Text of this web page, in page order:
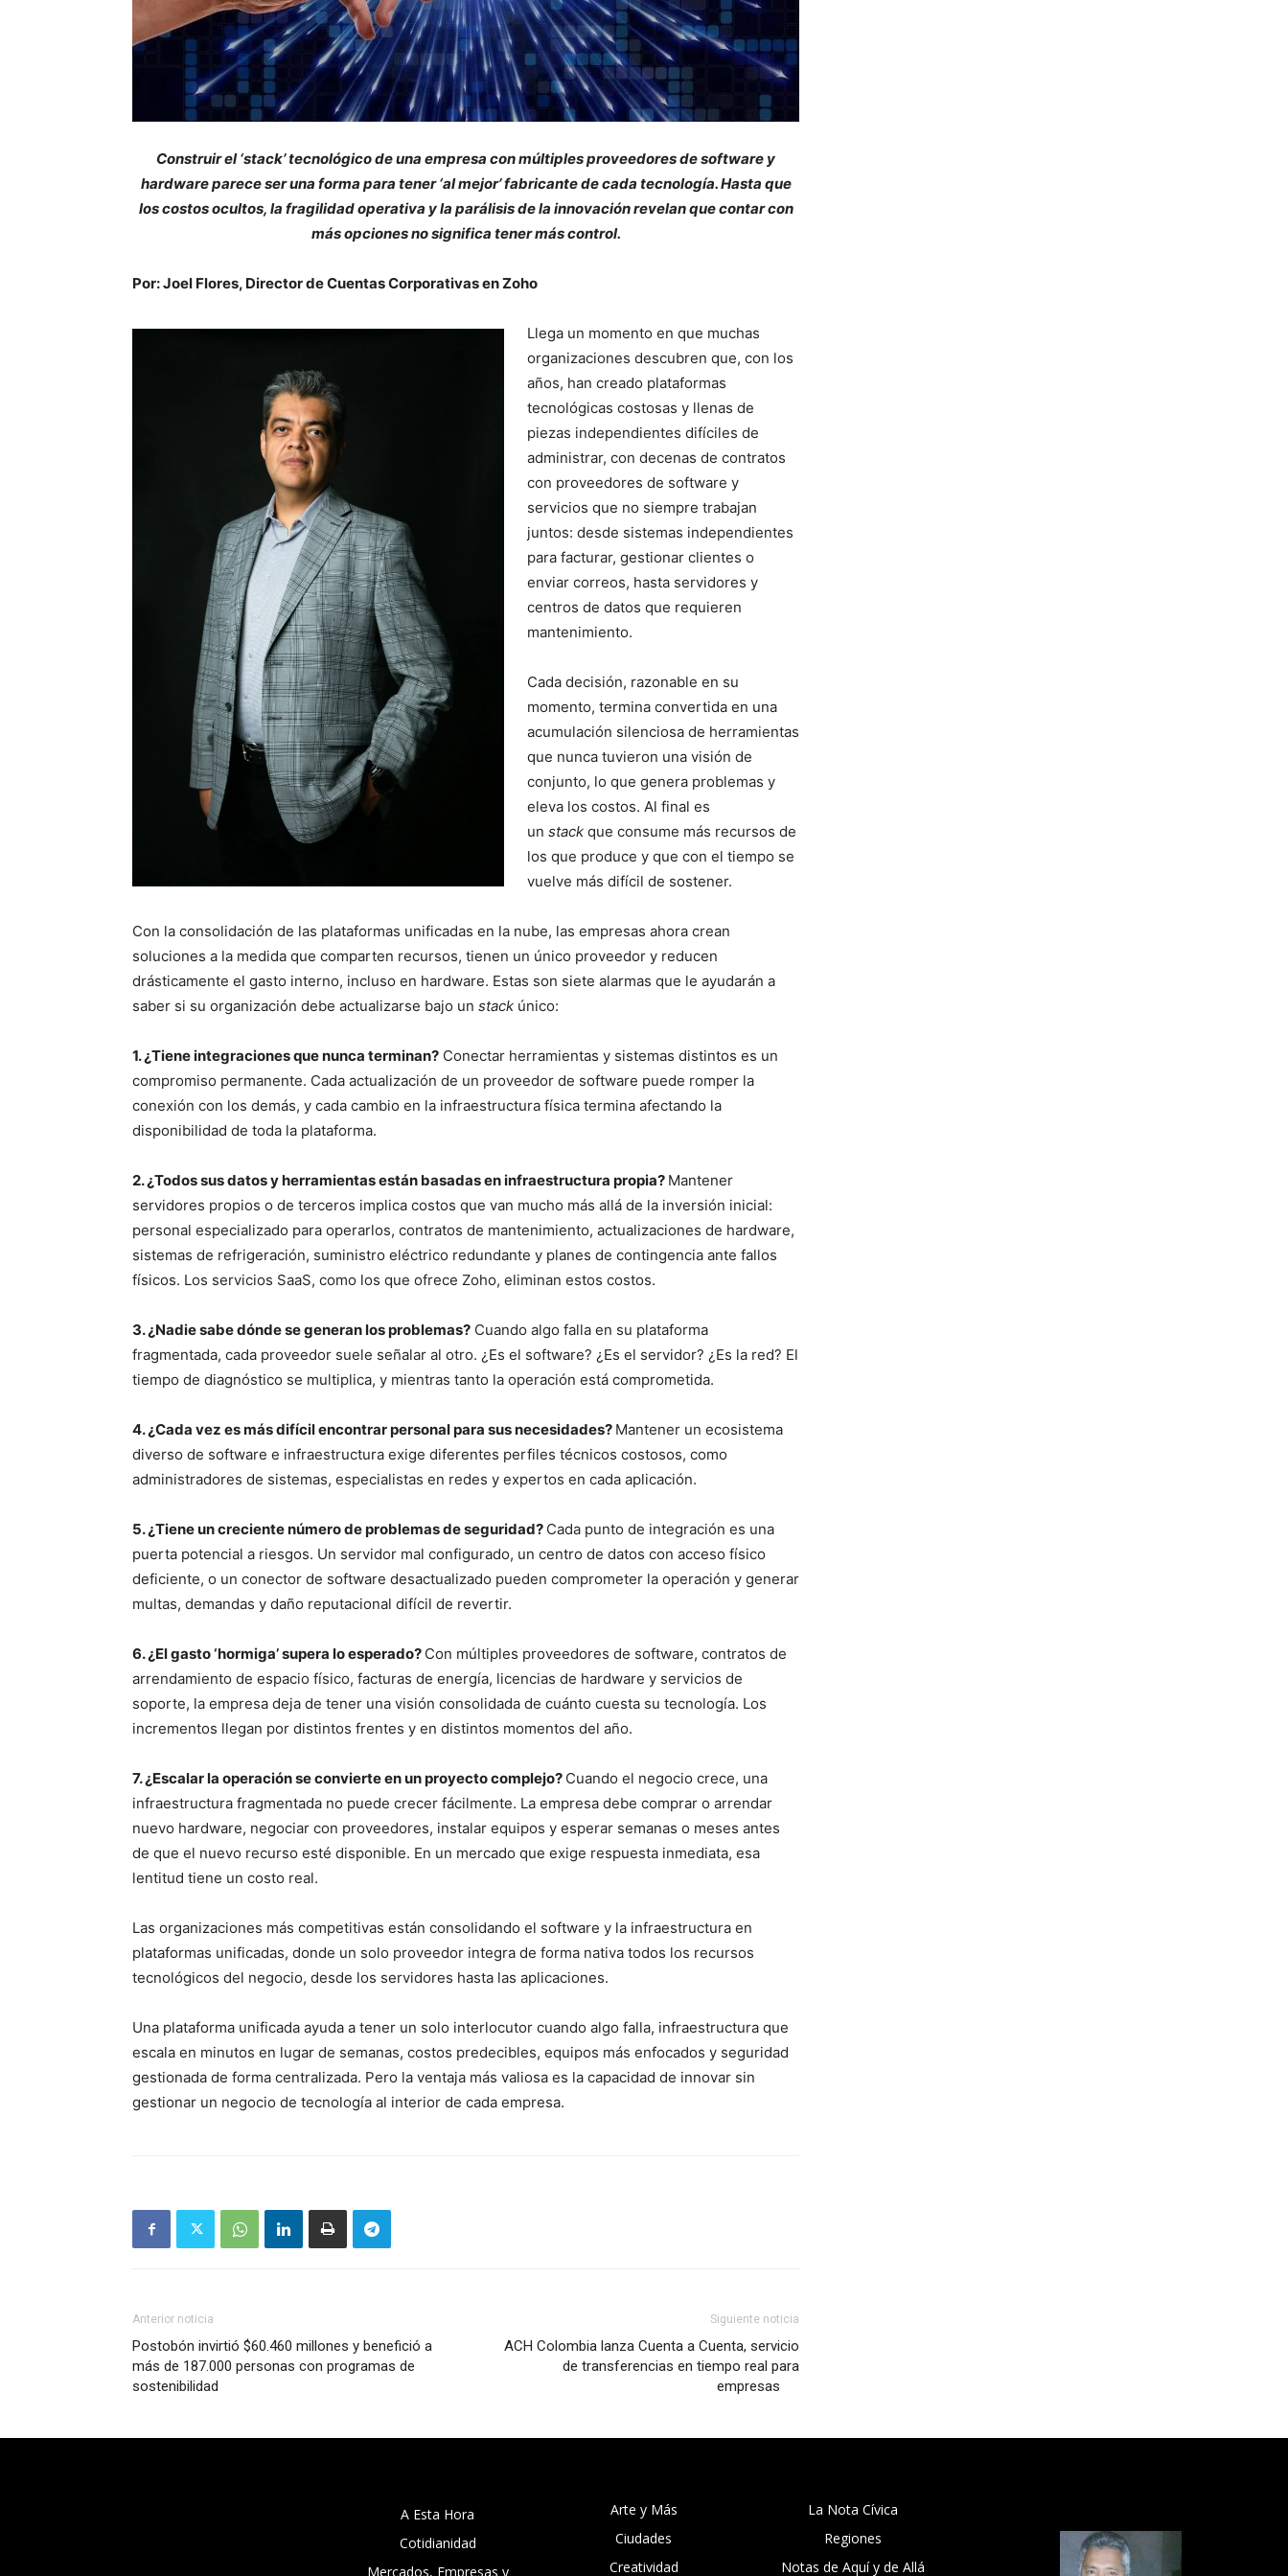
Construir el ‘stack’ tecnológico de una empresa con múltiples proveedores de software y
hardware parece ser una forma para tener ‘al mejor’ fabricante de cada tecnología. Hasta que
los costos ocultos, la fragilidad operativa y la parálisis de la innovación revelan que contar con
más opciones no significa tener más control.
Por: Joel Flores, Director de Cuentas Corporativas en Zoho
Llega un momento en que muchas
organizaciones descubren que, con los
años, han creado plataformas
tecnológicas costosas y llenas de
piezas independientes difíciles de
administrar, con decenas de contratos
con proveedores de software y
servicios que no siempre trabajan
juntos: desde sistemas independientes
para facturar, gestionar clientes o
enviar correos, hasta servidores y
centros de datos que requieren
mantenimiento.
Cada decisión, razonable en su
momento, termina convertida en una
acumulación silenciosa de herramientas
que nunca tuvieron una visión de
conjunto, lo que genera problemas y
eleva los costos. Al final es
un stack que consume más recursos de
los que produce y que con el tiempo se
vuelve más difícil de sostener.
Con la consolidación de las plataformas unificadas en la nube, las empresas ahora crean
soluciones a la medida que comparten recursos, tienen un único proveedor y reducen
drásticamente el gasto interno, incluso en hardware. Estas son siete alarmas que le ayudarán a
saber si su organización debe actualizarse bajo un stack único:
1. ¿Tiene integraciones que nunca terminan? Conectar herramientas y sistemas distintos es un
compromiso permanente. Cada actualización de un proveedor de software puede romper la
conexión con los demás, y cada cambio en la infraestructura física termina afectando la
disponibilidad de toda la plataforma.
2. ¿Todos sus datos y herramientas están basadas en infraestructura propia? Mantener
servidores propios o de terceros implica costos que van mucho más allá de la inversión inicial:
personal especializado para operarlos, contratos de mantenimiento, actualizaciones de hardware,
sistemas de refrigeración, suministro eléctrico redundante y planes de contingencia ante fallos
físicos. Los servicios SaaS, como los que ofrece Zoho, eliminan estos costos.
3. ¿Nadie sabe dónde se generan los problemas? Cuando algo falla en su plataforma
fragmentada, cada proveedor suele señalar al otro. ¿Es el software? ¿Es el servidor? ¿Es la red? El
tiempo de diagnóstico se multiplica, y mientras tanto la operación está comprometida.
4. ¿Cada vez es más difícil encontrar personal para sus necesidades? Mantener un ecosistema
diverso de software e infraestructura exige diferentes perfiles técnicos costosos, como
administradores de sistemas, especialistas en redes y expertos en cada aplicación.
5. ¿Tiene un creciente número de problemas de seguridad? Cada punto de integración es una
puerta potencial a riesgos. Un servidor mal configurado, un centro de datos con acceso físico
deficiente, o un conector de software desactualizado pueden comprometer la operación y generar
multas, demandas y daño reputacional difícil de revertir.
6. ¿El gasto ‘hormiga’ supera lo esperado? Con múltiples proveedores de software, contratos de
arrendamiento de espacio físico, facturas de energía, licencias de hardware y servicios de
soporte, la empresa deja de tener una visión consolidada de cuánto cuesta su tecnología. Los
incrementos llegan por distintos frentes y en distintos momentos del año.
7. ¿Escalar la operación se convierte en un proyecto complejo? Cuando el negocio crece, una
infraestructura fragmentada no puede crecer fácilmente. La empresa debe comprar o arrendar
nuevo hardware, negociar con proveedores, instalar equipos y esperar semanas o meses antes
de que el nuevo recurso esté disponible. En un mercado que exige respuesta inmediata, esa
lentitud tiene un costo real.
Las organizaciones más competitivas están consolidando el software y la infraestructura en
plataformas unificadas, donde un solo proveedor integra de forma nativa todos los recursos
tecnológicos del negocio, desde los servidores hasta las aplicaciones.
Una plataforma unificada ayuda a tener un solo interlocutor cuando algo falla, infraestructura que
escala en minutos en lugar de semanas, costos predecibles, equipos más enfocados y seguridad
gestionada de forma centralizada. Pero la ventaja más valiosa es la capacidad de innovar sin
gestionar un negocio de tecnología al interior de cada empresa.
Anterior noticia
Postobón invirtió $60.460 millones y benefició a
más de 187.000 personas con programas de
sostenibilidad
Siguiente noticia
ACH Colombia lanza Cuenta a Cuenta, servicio
de transferencias en tiempo real para
empresas
A Esta Hora
Cotidianidad
Mercados, Empresas y
Arte y Más
Ciudades
Creatividad
La Nota Cívica
Regiones
Notas de Aquí y de Allá